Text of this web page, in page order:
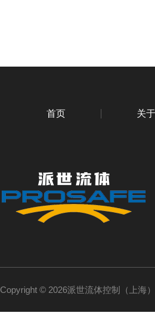
首页 关
Copyright © 2026派世流体控制（上